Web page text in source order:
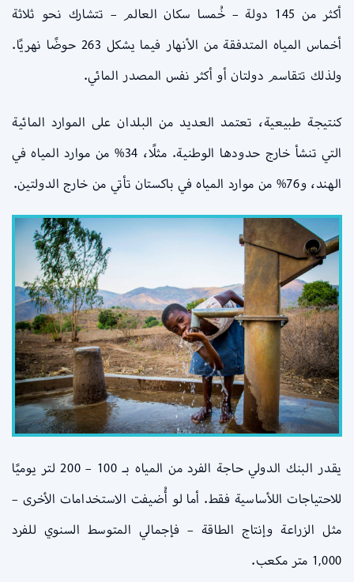
أكثر من 145 دولة – خُمسا سكان العالم – تتشارك نحو ثلاثة
أخماس المياه المتدفقة من الأنهار فيما يشكل 263 حوضًا نهريًا.
ولذلك تتقاسم دولتان أو أكثر نفس المصدر المائي.
كنتيجة طبيعية، تعتمد العديد من البلدان على الموارد المائية
التي تنشأ خارج حدودها الوطنية. مثلًا، 34% من موارد المياه في
الهند، و76% من موارد المياه في باكستان تأتي من خارج الدولتين.
يقدر البنك الدولي حاجة الفرد من المياه بـ 100 – 200 لتر يوميًا
للاحتياجات اللأساسية فقط. أما لو أُضيفت الاستخدامات الأخرى –
مثل الزراعة وإنتاج الطاقة – فإجمالي المتوسط السنوي للفرد
1,000 متر مكعب.